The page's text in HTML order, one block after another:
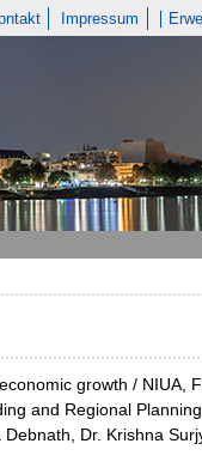
Impressum
growth / NIUA,
and Regional
Dr. Krishna